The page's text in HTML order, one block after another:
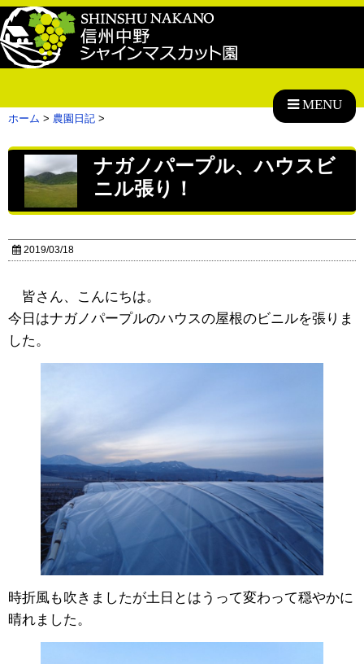
MENU
ホーム > 農園日記 >
ナガノパープル、ハウスビ
ニル張り！
2019/03/18
皆さん、こんにちは。
今日はナガノパープルのハウスの屋根のビニルを張りま
した。
時折風も吹きましたが土日とはうって変わって穏やかに
晴れました。